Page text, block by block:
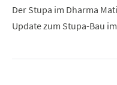
Der Stupa im Dharma
Update zum Stupa-Bau